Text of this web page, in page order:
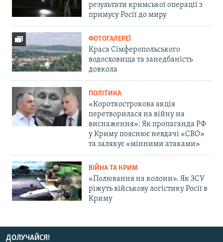
результати кримської операції з
примусу Росії до миру
ФОТОГАЛЕРЕЇ
Краса Сімферопольського
водосховища та занедбаність
довкола
ПОЛІТИКА
«Короткострокова акція
перетворилася на війну на
виснаження»: Як пропаганда РФ
у Криму пояснює невдачі «СВО»
та залякує «мінними атаками»
ВІЙНА ТА КРИМ
«Полювання на колони». Як ЗСУ
ріжуть військову логістику Росії в
Криму
ДОЛУЧАЙСЯ!